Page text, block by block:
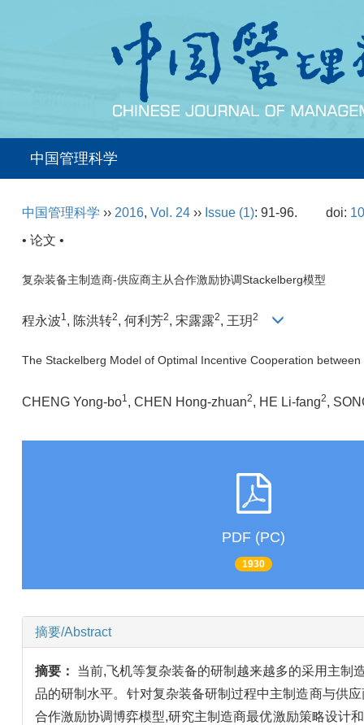
中国管理科学
中国管理科学 ›› 2016, Vol. 24 ›› Issue (1): 91-96. doi:
• 论文 •
复杂装备主制造商-供应商主从合作激励协调Stackelberg模型
程永波1, 陈洪转2, 何利芳2, 宋露露2, 王玥2
The Stackelberg Model of Optimal Incentive Cooperation
CHENG Yong-bo1 , CHEN Hong-zhuan2, HE Li-fang2,
PDF (PC)
1930
摘要/Abstract
摘要： 当前,飞机等复杂装备的研制越来越多的采用主制
品的研制水平。针对复杂装备研制过程中主制造商与供
合作激励协调博弈模型,研究主制造商最优激励策略设计